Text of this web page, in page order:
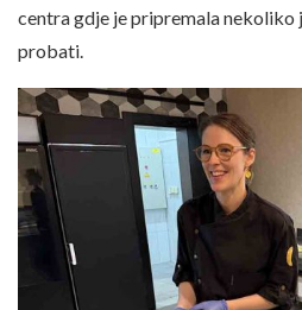
centra gdje je pripremala nekoliko
probati.